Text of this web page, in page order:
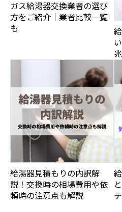
ガス給湯器交換業者の選び
方をご紹介｜業者比較一覧
も
給湯器見積もりの内訳解
説！交換時の相場費用や依
頼時の注意点も解説